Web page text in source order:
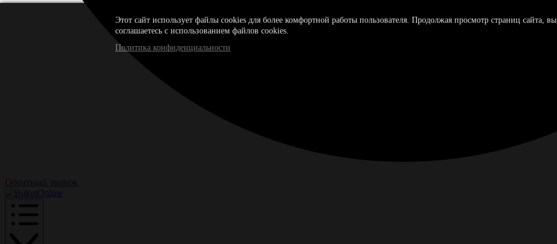
Обратный звонок
Этот сайт использует файлы cookies для более комфортной работы пользователя. Продолжая просмотр страниц сайта, вы
соглашаетесь с использованием файлов cookies.
Политика конфиденциальности